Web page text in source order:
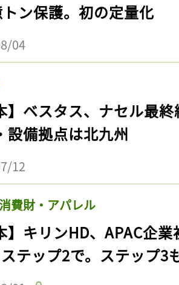
ン保護。初の定量化
04
】ベスタス、ナセル最
設備拠点は北九州
12
費財・アパレル
】キリンHD、APAC企
テップ2で。ステップ3